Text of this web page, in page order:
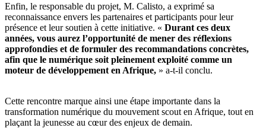
Enfin, le responsable du projet, M. Calisto, a exprimé sa
reconnaissance envers les partenaires et participants pour leur
présence et leur soutien à cette initiative. « Durant ces deux
années, vous aurez l’opportunité de mener des réflexions
approfondies et de formuler des recommandations concrètes,
afin que le numérique soit pleinement exploité comme un
moteur de développement en Afrique, » a-t-il conclu.
Cette rencontre marque ainsi une étape importante dans la
transformation numérique du mouvement scout en Afrique, tout en
plaçant la jeunesse au cœur des enjeux de demain.